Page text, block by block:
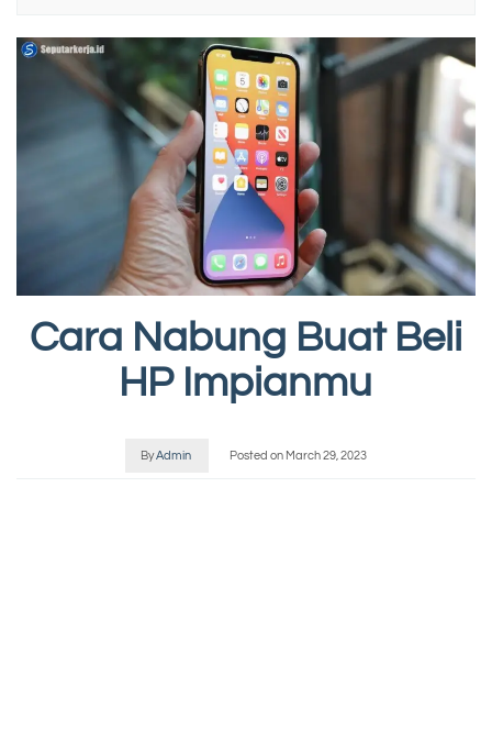
Cara Nabung Buat Beli
HP Impianmu
ByAdmin Posted on March 29, 2023